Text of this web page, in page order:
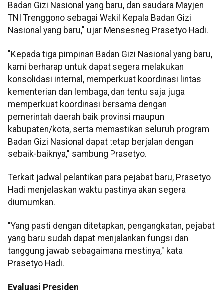
Badan Gizi Nasional yang baru, dan saudara Mayjen
TNI Trenggono sebagai Wakil Kepala Badan Gizi
Nasional yang baru," ujar Mensesneg Prasetyo Hadi.
"Kepada tiga pimpinan Badan Gizi Nasional yang baru,
kami berharap untuk dapat segera melakukan
konsolidasi internal, memperkuat koordinasi lintas
kementerian dan lembaga, dan tentu saja juga
memperkuat koordinasi bersama dengan
pemerintah daerah baik provinsi maupun
kabupaten/kota, serta memastikan seluruh program
Badan Gizi Nasional dapat tetap berjalan dengan
sebaik-baiknya," sambung Prasetyo.
Terkait jadwal pelantikan para pejabat baru, Prasetyo
Hadi menjelaskan waktu pastinya akan segera
diumumkan.
"Yang pasti dengan ditetapkan, pengangkatan, pejabat
yang baru sudah dapat menjalankan fungsi dan
tanggung jawab sebagaimana mestinya," kata
Prasetyo Hadi.
Evaluasi Presiden